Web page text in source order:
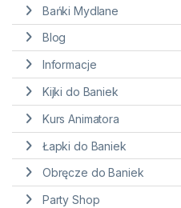
Bańki Mydlane
Blog
Informacje
Kijki do Baniek
Kurs Animatora
Łapki do Baniek
Obręcze do Baniek
Party Shop